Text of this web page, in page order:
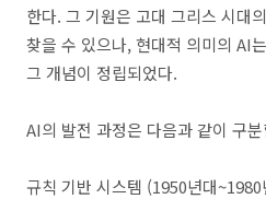
한다. 그 기원은 고대 그리스 시대
찾을 수 있으나,현대적 의미의 AI는
그 개념이 정립되었다.
AI의 발전 과정은 다음과 같이 구
규칙 기반 시스템 (1950년대~1980